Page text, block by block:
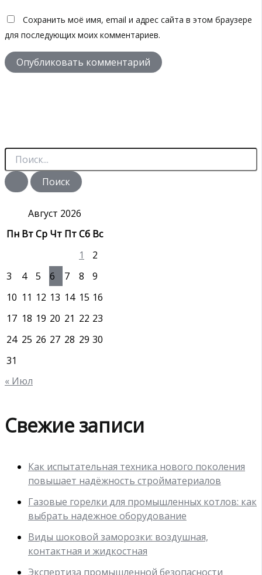
Сохранить моё имя, email и адрес сайта в этом браузере
для последующих моих комментариев.
П
и
с
Август 2026
Пн ВтСр Чт ПтСб Вс
1
2
3
4 5 6 7 8
9
10 11 12 13 14 15 16
17 18 19 20 21 22 23
24 25 26 27 28 29 30
31
« Июл
Свежие записи
Как испытательная техника нового поколения
повышает надёжность стройматериалов
Газовые горелки для промышленных котлов: как
выбрать надежное оборудование
Виды шоковой заморозки: воздушная,
контактная и жидкостная
Экспертиза промышленной безопасности